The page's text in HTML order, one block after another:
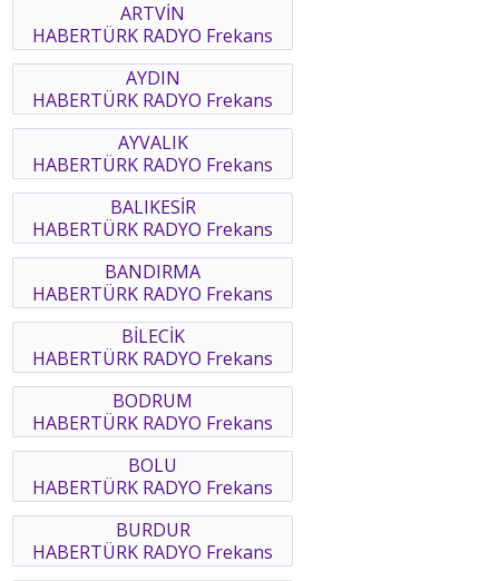
ARTVİN
HABERTÜRK RADYO Frekans
AYDIN
HABERTÜRK RADYO Frekans
AYVALIK
HABERTÜRK RADYO Frekans
BALIKESİR
HABERTÜRK RADYO Frekans
BANDIRMA
HABERTÜRK RADYO Frekans
BİLECİK
HABERTÜRK RADYO Frekans
BODRUM
HABERTÜRK RADYO Frekans
BOLU
HABERTÜRK RADYO Frekans
BURDUR
HABERTÜRK RADYO Frekans